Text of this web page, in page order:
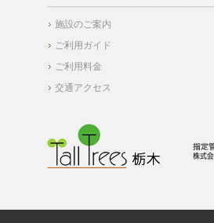
施設のご案内
ご利用ガイド
ご利用料金
交通アクセス